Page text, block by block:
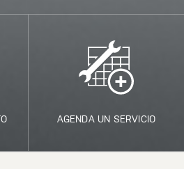
AGENDA UN SERVICIO